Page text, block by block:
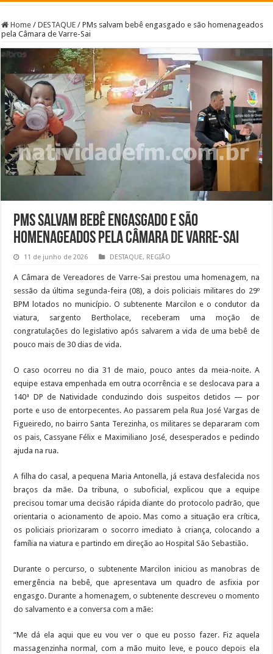
Home / DESTAQUE / PMs salvam bebê engasgado e são homenageados
pela Câmara de Varre-Sai
PMs salvam bebê engasgado e são
homenageados pela Câmara de Varre-Sai
11 de junho de 2026 DESTAQUE, REGIÃO
A Câmara de Vereadores de Varre-Sai prestou uma homenagem, na
sessão da última segunda-feira (08), a dois policiais militares do 29º
BPM lotados no município. O subtenente Marcilon e o condutor da
viatura, sargento Bertholace, receberam uma moção de
congratulações do legislativo após salvarem a vida de uma bebê de
pouco mais de 30 dias de vida.
O caso ocorreu no dia 31 de maio, pouco antes da meia-noite. A
equipe estava empenhada em outra ocorrência e se deslocava para a
140ª DP de Natividade conduzindo dois suspeitos detidos — por
porte e uso de entorpecentes. Ao passarem pela Rua José Vargas de
Figueiredo, no bairro Santa Terezinha, os militares se depararam com
os pais, Cassyane Félix e Maximiliano José, desesperados e pedindo
ajuda na rua.
A filha do casal, a pequena Maria Antonella, já estava desfalecida nos
braços da mãe. Da tribuna, o suboficial, explicou que a equipe
precisou tomar uma decisão rápida diante do protocolo padrão, que
orientaria o acionamento de apoio. Mas como a situação era crítica,
os policiais priorizaram o socorro imediato à criança, colocando a
família na viatura e partindo em direção ao Hospital São Sebastião.
Durante o percurso, o subtenente Marcilon iniciou as manobras de
emergência na bebê, que apresentava um quadro de asfixia por
engasgo. Durante a homenagem, o subtenente descreveu o momento
do salvamento e a conversa com a mãe:
“Me dá ela aqui que eu vou ver o que eu posso fazer. Fiz aquela
massagenzinha normal, com a mão muito leve, e pouco depois ela